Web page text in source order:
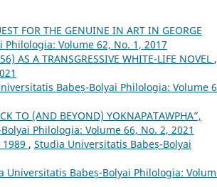
FOR THE GENUINE IN ART IN GEORGE
Volume 62, No. 1, 2017
AS A TRANSGRESSIVE WHITE-LIFE NOVEL ,
Babeș-Bolyai Philologia: Volume
TO (AND BEYOND) YOKNAPATAWPHA”,
Philologia: Volume 66, No. 2, 2021
1989 , Studia Universitatis Babeș-Bolyai
Universitatis Babeș-Bolyai Philologia: